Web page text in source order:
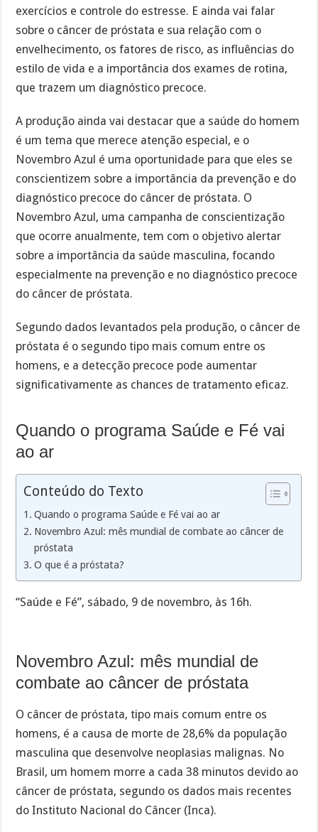
exercícios e controle do estresse. E ainda vai falar
sobre o câncer de próstata e sua relação com o
envelhecimento, os fatores de risco, as influências do
estilo de vida e a importância dos exames de rotina,
que trazem um diagnóstico precoce.
A produção ainda vai destacar que a saúde do homem
é um tema que merece atenção especial, e o
Novembro Azul é uma oportunidade para que eles se
conscientizem sobre a importância da prevenção e do
diagnóstico precoce do câncer de próstata. O
Novembro Azul, uma campanha de conscientização
que ocorre anualmente, tem com o objetivo alertar
sobre a importância da saúde masculina, focando
especialmente na prevenção e no diagnóstico precoce
do câncer de próstata.
Segundo dados levantados pela produção, o câncer de
próstata é o segundo tipo mais comum entre os
homens, e a detecção precoce pode aumentar
significativamente as chances de tratamento eficaz.
Quando o programa Saúde e Fé vai
ao ar
Conteúdo do Texto
Quando o programa Saúde e Fé vai ao ar
Novembro Azul: mês mundial de combate ao câncer de
próstata
O que é a próstata?
“Saúde e Fé”, sábado, 9 de novembro, às 16h.
Novembro Azul: mês mundial de
combate ao câncer de próstata
O câncer de próstata, tipo mais comum entre os
homens, é a causa de morte de 28,6% da população
masculina que desenvolve neoplasias malignas. No
Brasil, um homem morre a cada 38 minutos devido ao
câncer de próstata, segundo os dados mais recentes
do Instituto Nacional do Câncer (Inca).